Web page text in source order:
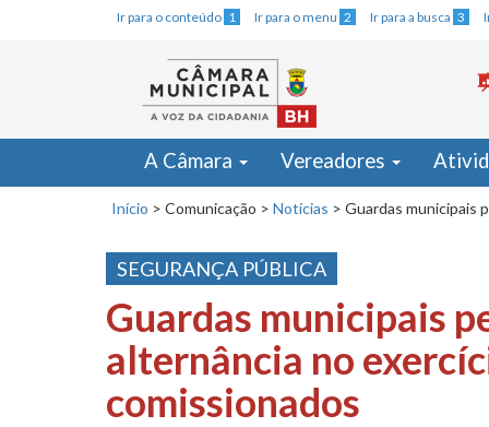
Ir para o conteúdo 1 Ir para o menu 2 Ir para a busca 3
A Câmara Vereadores
Início > Comunicação > Notícias > Guardas municipais
SEGURANÇA PÚBLICA
Guardas municipais
alternância no
comissionados